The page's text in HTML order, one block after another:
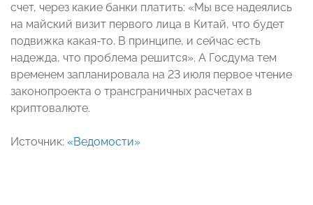
счет, через какие банки платить: «Мы все надеялись
на майский визит первого лица в Китай, что будет
подвижка какая-то. В принципе, и сейчас есть
надежда, что проблема решится». А Госдума тем
временем запланировала на 23 июля первое чтение
законопроекта о трансграничных расчетах в
криптовалюте.
Источник: «Ведомости»